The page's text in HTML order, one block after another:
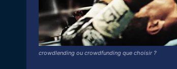
crowdlending ou crowdfunding que choisir ?